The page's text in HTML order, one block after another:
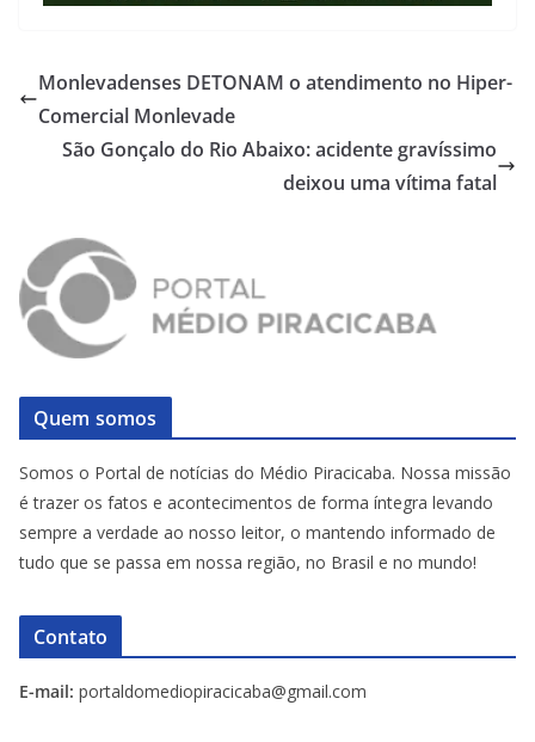
Monlevadenses DETONAM o atendimento no Hiper-
Comercial Monlevade
São Gonçalo do Rio Abaixo: acidente gravíssimo
deixou uma vítima fatal
Quem somos
Somos o Portal de notícias do Médio Piracicaba. Nossa missão
é trazer os fatos e acontecimentos de forma íntegra levando
sempre a verdade ao nosso leitor, o mantendo informado de
tudo que se passa em nossa região, no Brasil e no mundo!
Contato
E-mail: portaldomediopiracicaba@gmail.com